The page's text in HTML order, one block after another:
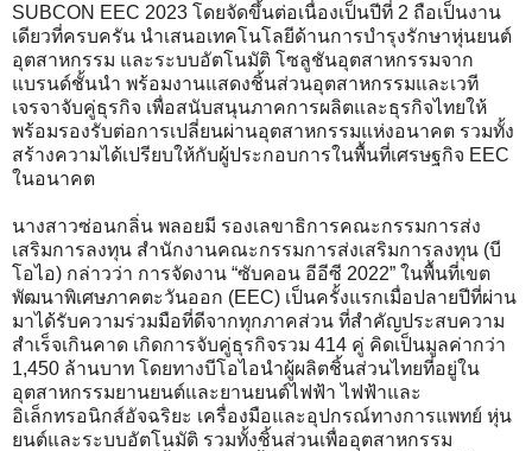
SUBCON EEC 2023 โดยจัดขึ้นต่อเนื่องเป็นปีที่ 2 ถือเป็นงาน
เดียวที่ครบครัน นำเสนอเทคโนโลยีด้านการบำรุงรักษาหุ่นยนต์
อุตสาหกรรม และระบบอัตโนมัติ โซลูชันอุตสาหกรรมจาก
แบรนด์ชั้นนำ พร้อมงานแสดงชิ้นส่วนอุตสาหกรรมและเวที
เจรจาจับคู่ธุรกิจ เพื่อสนับสนุนภาคการผลิตและธุรกิจไทยให้
พร้อมรองรับต่อการเปลี่ยนผ่านอุตสาหกรรมแห่งอนาคต รวมทั้ง
สร้างความได้เปรียบให้กับผู้ประกอบการในพื้นที่เศรษฐกิจ EEC
ในอนาคต
นางสาวซ่อนกลิ่น พลอยมี รองเลขาธิการคณะกรรมการส่ง
เสริมการลงทุน สำนักงานคณะกรรมการส่งเสริมการลงทุน (บี
โอไอ) กล่าวว่า การจัดงาน “ซับคอน อีอีซี 2022” ในพื้นที่เขต
พัฒนาพิเศษภาคตะวันออก (EEC) เป็นครั้งแรกเมื่อปลายปีที่ผ่าน
มาได้รับความร่วมมือที่ดีจากทุกภาคส่วน ที่สำคัญประสบความ
สำเร็จเกินคาด เกิดการจับคู่ธุรกิจรวม 414 คู่ คิดเป็นมูลค่ากว่า
1,450 ล้านบาท โดยทางบีโอไอนำผู้ผลิตชิ้นส่วนไทยที่อยู่ใน
อุตสาหกรรมยานยนต์และยานยนต์ไฟฟ้า ไฟฟ้าและ
อิเล็กทรอนิกส์อัจฉริยะ เครื่องมือและอุปกรณ์ทางการแพทย์ หุ่น
ยนต์และระบบอัตโนมัติ รวมทั้งชิ้นส่วนเพื่ออุตสาหกรรม